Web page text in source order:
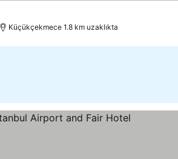
Küçükçekmece 1.8 km uzaklıkta